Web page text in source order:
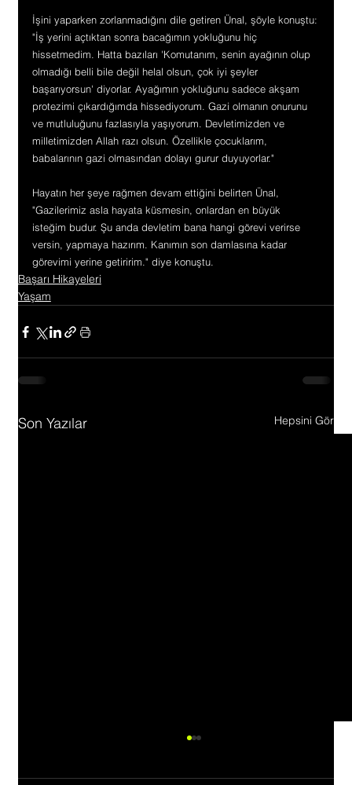
İşini yaparken zorlanmadığını dile getiren Ünal, şöyle konuştu:
"İş yerini açtıktan sonra bacağımın yokluğunu hiç
hissetmedim. Hatta bazıları 'Komutanım, senin ayağının olup
olmadığı belli bile değil helal olsun, çok iyi şeyler
başarıyorsun' diyorlar. Ayağımın yokluğunu sadece akşam
protezimi çıkardığımda hissediyorum. Gazi olmanın onurunu
ve mutluluğunu fazlasıyla yaşıyorum. Devletimizden ve
milletimizden Allah razı olsun. Özellikle çocuklarım,
babalarının gazi olmasından dolayı gurur duyuyorlar."
Hayatın her şeye rağmen devam ettiğini belirten Ünal,
"Gazilerimiz asla hayata küsmesin, onlardan en büyük
isteğim budur. Şu anda devletim bana hangi görevi verirse
versin, yapmaya hazırım. Kanımın son damlasına kadar
görevimi yerine getiririm." diye konuştu.
Başarı Hikayeleri
Yaşam
Son Yazılar Hepsini Gör